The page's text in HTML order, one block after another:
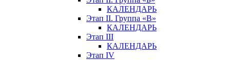
КАЛЕНДАРЬ
Этап II. Группа «В»
КАЛЕНДАРЬ
Этап III
КАЛЕНДАРЬ
Этап IV